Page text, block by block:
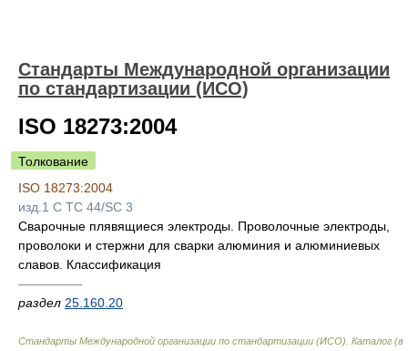
Стандарты Международной организации
по стандартизации (ИСО)
ISO 18273:2004
Толкование
ISO 18273:2004
изд.1 C TC 44/SC 3
Сварочные плявящиеся электроды. Проволочные электроды,
проволоки и стержни для сварки алюминия и алюминиевых
славов. Классификация
—————
раздел 25.160.20
Стандарты Международной организации по стандартизации (ИСО). Каталог (в